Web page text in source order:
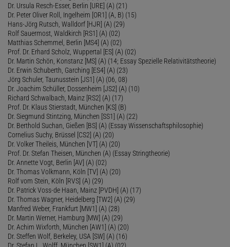
Dr. Ursula Resch-Esser, Berlin [URE] (A) (21)
Dr. Peter Oliver Roll, Ingelheim [OR1] (A, B) (15)
Hans-Jörg Rutsch, Walldorf [HJR] (A) (29)
Rolf Sauermost, Waldkirch [RS1] (A) (02)
Matthias Schemmel, Berlin [MS4] (A) (02)
Prof. Dr. Erhard Scholz, Wuppertal [ES] (A) (02)
Dr. Martin Schön, Konstanz [MS] (A) (14; Essay Spezielle Relativitätstheorie)
Dr. Erwin Schuberth, Garching [ES4] (A) (23)
Jörg Schuler, Taunusstein [JS1] (A) (06, 08)
Dr. Joachim Schüller, Dossenheim [JS2] (A) (10)
Richard Schwalbach, Mainz [RS2] (A) (17)
Prof. Dr. Klaus Stierstadt, München [KS] (B)
Dr. Siegmund Stintzing, München [SS1] (A) (22)
Dr. Berthold Suchan, Gießen [BS] (A) (Essay Wissenschaftsphilosophie)
Cornelius Suchy, Brüssel [CS2] (A) (20)
Dr. Volker Theileis, München [VT] (A) (20)
Prof. Dr. Stefan Theisen, München (A) (Essay Stringtheorie)
Dr. Annette Vogt, Berlin [AV] (A) (02)
Dr. Thomas Volkmann, Köln [TV] (A) (20)
Rolf vom Stein, Köln [RVS] (A) (29)
Dr. Patrick Voss-de Haan, Mainz [PVDH] (A) (17)
Dr. Thomas Wagner, Heidelberg [TW2] (A) (29)
Manfred Weber, Frankfurt [MW1] (A) (28)
Dr. Martin Werner, Hamburg [MW] (A) (29)
Dr. Achim Wixforth, München [AW1] (A) (20)
Dr. Steffen Wolf, Berkeley, USA [SW] (A) (16)
Dr. Stefan L. Wolff, München [SW1] (A) (02)